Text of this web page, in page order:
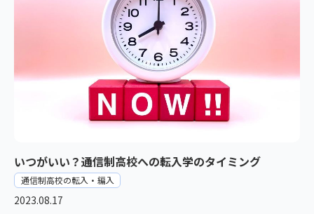
いつがいい？通信制高校への転入学のタイミング
通信制高校の転入・編入
2023.08.17